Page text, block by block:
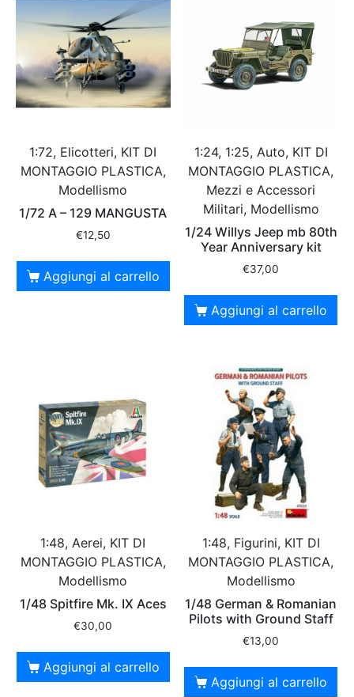
1:72, Elicotteri, KIT DI
MONTAGGIO PLASTICA,
Modellismo
1/72 A – 129 MANGUSTA
€12,50
Aggiungi al carrello
1:24, 1:25, Auto, KIT DI
MONTAGGIO PLASTICA,
Mezzi e Accessori
Militari, Modellismo
1/24 Willys Jeep mb 80th
Year Anniversary kit
€37,00
Aggiungi al carrello
1:48, Aerei, KIT DI
MONTAGGIO PLASTICA,
Modellismo
1/48 Spitfire Mk. IX Aces
€30,00
Aggiungi al carrello
1:48, Figurini, KIT DI
MONTAGGIO PLASTICA,
Modellismo
1/48 German & Romanian
Pilots with Ground Staff
€13,00
Aggiungi al carrello